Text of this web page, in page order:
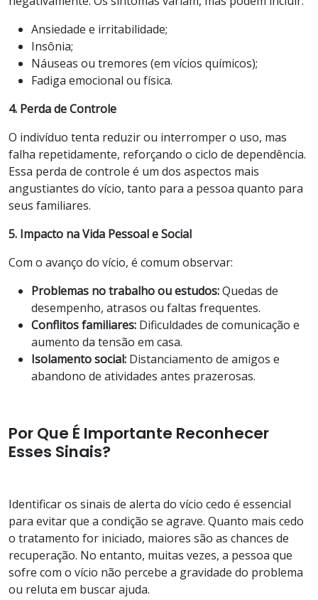
Ansiedade e irritabilidade;
Insônia;
Náuseas ou tremores (em vícios químicos);
Fadiga emocional ou física.
4. Perda de Controle
O indivíduo tenta reduzir ou interromper o uso, mas
falha repetidamente, reforçando o ciclo de dependência.
Essa perda de controle é um dos aspectos mais
angustiantes do vício, tanto para a pessoa quanto para
seus familiares.
5. Impacto na Vida Pessoal e Social
Com o avanço do vício, é comum observar:
Problemas no trabalho ou estudos:Quedas de
desempenho, atrasos ou faltas frequentes.
Conflitos familiares: Dificuldades de comunicação e
aumento da tensão em casa.
Isolamento social: Distanciamento de amigos e
abandono de atividades antes prazerosas.
Por Que É Importante Reconhecer
Esses Sinais?
Identificar os sinais de alerta do vício cedo é essencial
para evitar que a condição se agrave. Quanto mais cedo
o tratamento for iniciado, maiores são as chances de
recuperação. No entanto, muitas vezes, a pessoa que
sofre com o vício não percebe a gravidade do problema
ou reluta em buscar ajuda.